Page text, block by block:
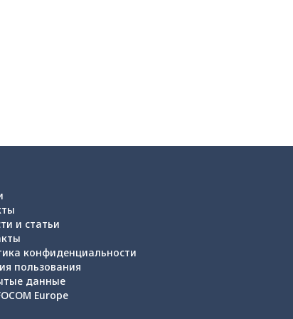
и статьи
конфиденциальности
пользования
данные
Europe